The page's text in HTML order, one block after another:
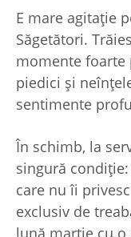
E mare agitație
Săgetători.
momente foarte
piedici și
sentimente
În schimb, la
singură
care nu îi
exclusiv de
lună martie cu o